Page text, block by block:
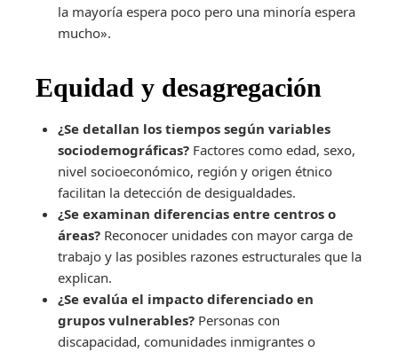
la mayoría espera poco pero una minoría espera
mucho».
Equidad y desagregación
¿Se detallan los tiempos según variables
sociodemográficas? Factores como edad, sexo,
nivel socioeconómico, región y origen étnico
facilitan la detección de desigualdades.
¿Se examinan diferencias entre centros o
áreas? Reconocer unidades con mayor carga de
trabajo y las posibles razones estructurales que la
explican.
¿Se evalúa el impacto diferenciado en
grupos vulnerables? Personas con
discapacidad, comunidades inmigrantes o